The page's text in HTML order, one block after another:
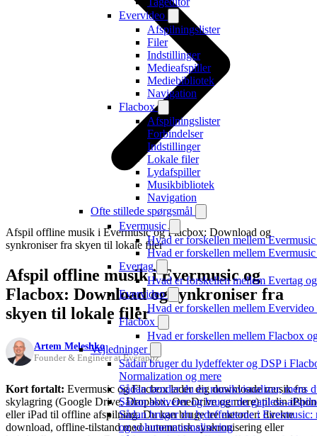
Evervideo
Afspilningslister
Filer
Indstillinger
Medieafspiller
Mediebibliotek
Navigation
Flacbox
Afspilningslister
Forbindelser
Indstillinger
Lokale filer
Lydafspiller
Musikbibliotek
Navigation
Ofte stillede spørgsmål
Evermusic
Hvad er forskellen mellem
Hvad er forskellen mellem
Evertag
Hvad er forskellen mellem Evertag
Evervideo
Hvad er forskellen mellem
Flacbox
Hvad er forskellen mellem Flacbox
Vejledninger
Sådan bruger du lydeffekter og DSP i
Normalization og mere
Sådan tænder du en musikvisualizer, mens
Sådan aktiverer og bruger du gapless-
Sådan bruger du lydeffekterne i
og volumennormalisering
Afspil offline musik i Evermusic og Flacbox: Download og
synkroniser fra skyen til lokale filer
Afspil offline musik i Evermusic og
Flacbox: Download og synkroniser fra
skyen til lokale filer
Artem Meleshko
Founder & Engineer at Everappz
Kort fortalt: Evermusic og Flacbox lader dig downloade musik fra
skylagring (Google Drive, Dropbox, OneDrive og mere) til din
eller iPad til offline afspilning. Du kan bruge tre metoder: direkte
download, offline-tilstand med automatisk synkronisering eller